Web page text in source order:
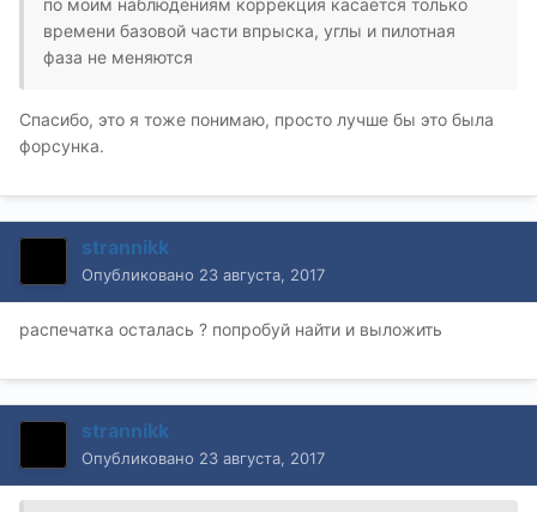
по моим наблюдениям коррекция касается только
времени базовой части впрыска, углы и пилотная
фаза не меняются
Спасибо, это я тоже понимаю, просто лучше бы это была
форсунка.
strannikk
Опубликовано 23 августа, 2017
распечатка осталась ? попробуй найти и выложить
strannikk
Опубликовано 23 августа, 2017